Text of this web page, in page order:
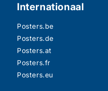
Internationaal
Posters.be
Posters.de
Posters.at
Posters.fr
Posters.eu